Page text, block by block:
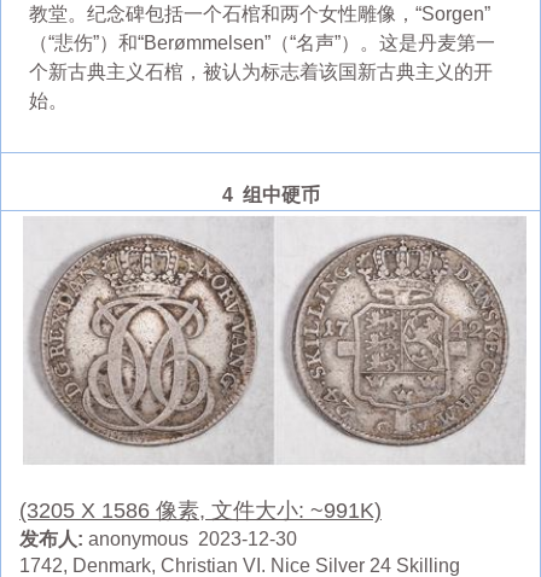
教堂。纪念碑包括一个石棺和两个女性雕像，“Sorgen”
（“悲伤”）和“Berømmelsen”（“名声”）。这是丹麦第一
个新古典主义石棺，被认为标志着该国新古典主义的开
始。
4 组中硬币
(3205 X 1586 像素, 文件大小: ~991K)
发布人: anonymous 2023-12-30
1742, Denmark, Christian VI. Nice Silver 24 Skilling